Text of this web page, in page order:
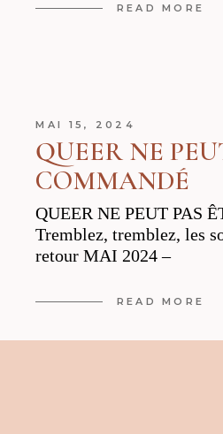
READ MORE
MAI 15, 2024
QUEER NE
COMMANDÉ
QUEER NE PEUT PAS
Tremblez, tremblez, les
retour MAI 2024 –
READ MORE